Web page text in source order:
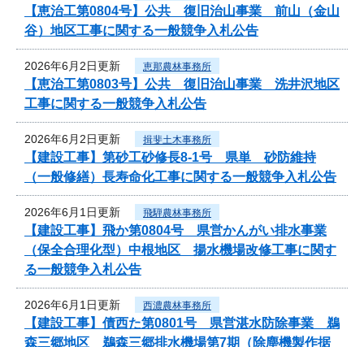
【恵治工第0804号】公共 復旧治山事業 前山（金山
谷）地区工事に関する一般競争入札公告
2026年6月2日更新 恵那農林事務所
【恵治工第0803号】公共 復旧治山事業 洗井沢地区
工事に関する一般競争入札公告
2026年6月2日更新 揖斐土木事務所
【建設工事】第砂工砂修長8-1号 県単 砂防維持
（一般修繕）長寿命化工事に関する一般競争入札公告
2026年6月1日更新 飛騨農林事務所
【建設工事】飛か第0804号 県営かんがい排水事業
（保全合理化型）中根地区 揚水機場改修工事に関す
る一般競争入札公告
2026年6月1日更新 西濃農林事務所
【建設工事】債西た第0801号 県営湛水防除事業 鵜
森三郷地区 鵜森三郷排水機場第7期（除塵機製作据